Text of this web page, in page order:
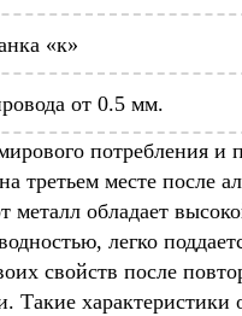
«к»
от 0.5 мм.
потребления и
третьем месте после
металл обладает
легко
свойств после
Такие характеристики